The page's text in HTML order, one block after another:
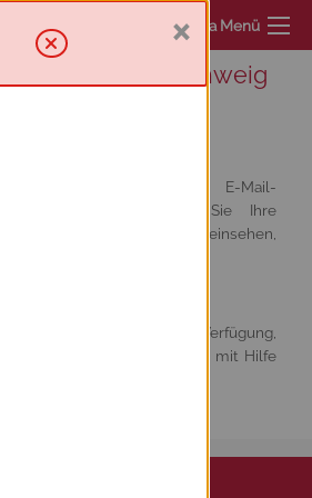
Sympa Menü
TU Braunschweig
haben Sie Zugriff zur E-Mail-
Von hier aus können Sie Ihre
oder abbestellen, Archive einsehen,
moderieren.
Sympa stehen erst zur Verfügung,
haben. Loggen Sie sich mit Hilfe
im Menü oben rechts ein.
tun?
×